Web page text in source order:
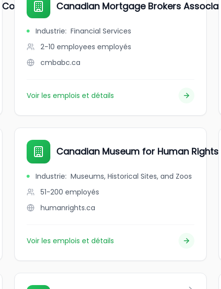
(CMHC)
Canadian Mortgage Brokers
Industrie: Financial Services
2-10 employees employés
cmbabc.ca
Voir les emplois et détails
Canadian Museum for Human Rights
Industrie: Museums, Historical Sites, and Zoos
51-200 employés
humanrights.ca
Voir les emplois et détails